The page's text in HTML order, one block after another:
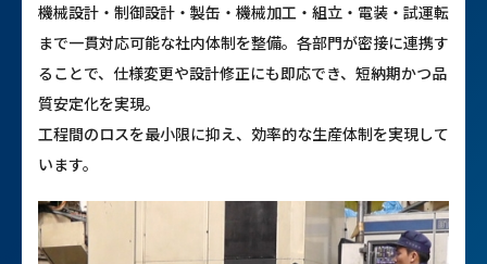
機械設計・制御設計・製缶・機械加工・組立・電装・試運転
まで一貫対応可能な社内体制を整備。各部門が密接に連携す
ることで、仕様変更や設計修正にも即応でき、短納期かつ品
質安定化を実現。
工程間のロスを最小限に抑え、効率的な生産体制を実現して
います。